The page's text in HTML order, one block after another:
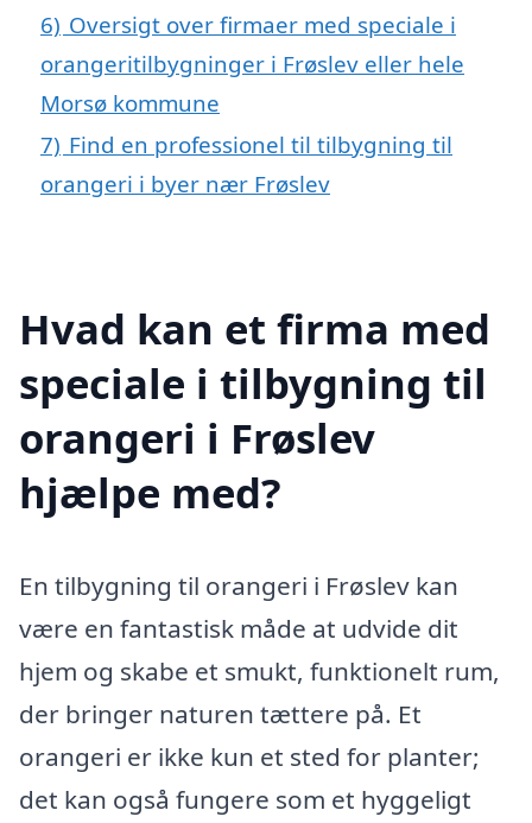
6) Oversigt over firmaer med speciale i
orangeritilbygninger i Frøslev eller hele
Morsø kommune
7) Find en professionel til tilbygning til
orangeri i byer nær Frøslev
Hvad kan et firma med
speciale i tilbygning til
orangeri i Frøslev
hjælpe med?
En tilbygning til orangeri i Frøslev kan
være en fantastisk måde at udvide dit
hjem og skabe et smukt, funktionelt rum,
der bringer naturen tættere på. Et
orangeri er ikke kun et sted for planter;
det kan også fungere som et hyggeligt